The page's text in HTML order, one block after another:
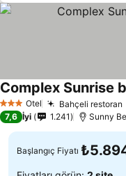
3 YıldızOtel Bahçeli restoran
Complex Sunrise
7,6 İyi 1.241 Sunny
Başlangıç Fiyatı